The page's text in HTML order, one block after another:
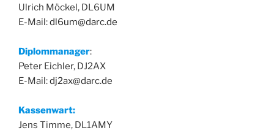
Ulrich Möckel, DL6UM
E-Mail:dl6um@darc.de
Diplommanager:
Peter Eichler, DJ2AX
E-Mail:dj2ax@darc.de
Kassenwart:
Jens Timme, DL1AMY